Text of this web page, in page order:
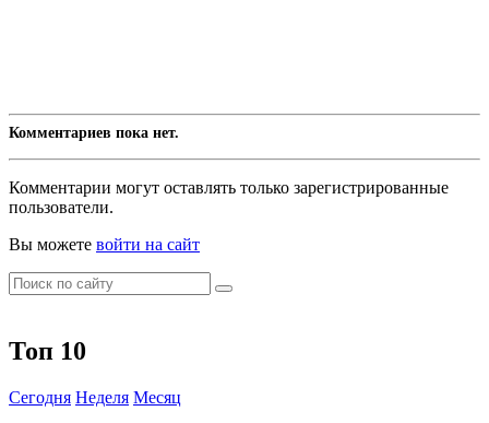
Комментариев пока нет.
Комментарии могут оставлять только зарегистрированные
пользователи.
Вы можете войти на сайт
Топ 10
Сегодня Неделя Месяц